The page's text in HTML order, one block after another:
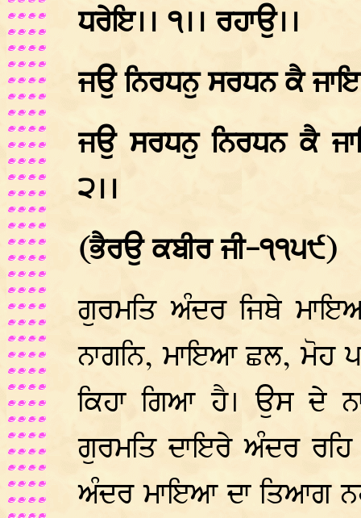
ਧਰੇਇ।। ੧।। ਰਹਾਉ।।
ਜਉ ਨਿਰਧਨੁ ਸਰਧਨ ਕੈ
ਜਉ ਸਰਧਨੁ ਨਿਰਧਨ ਕੈ
੨।।
(ਭੈਰਉ ਕਬੀਰ ਜੀ-੧੧੫੯)
ਗੁਰਮਤਿ ਅੰਦਰ ਜਿਥੇ
ਨਾਗਨਿ, ਮਾਇਆ ਛਲ, ਮੋਹ
ਕਿਹਾ ਗਿਆ ਹੈ। ਉਸ ਦੇ
ਗੁਰਮਤਿ ਦਾਇਰੇ ਅੰਦਰ
ਅੰਦਰ ਮਾਇਆ ਦਾ ਤਿਆਗ